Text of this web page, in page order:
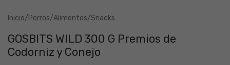
Inicio/Perros/Alimentos/Snacks
GOSBITS WILD 300 G Premios de
Codorniz y Conejo